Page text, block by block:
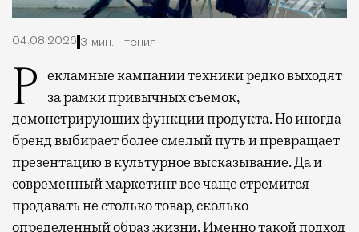
04.08.2026 3 мин. чтения
Рекламные кампании техники редко выходят
за рамки привычных съемок,
демонстрирующих функции продукта. Но иногда
бренд выбирает более смелый путь и превращает
презентацию в культурное высказывание. Да и
современный маркетинг все чаще стремится
продавать не столько товар, сколько
определенный образ жизни. Именно такой подход